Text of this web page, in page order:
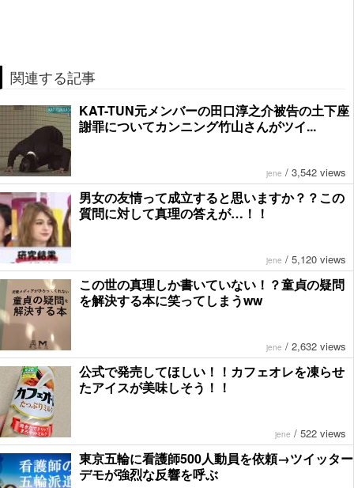
関連する記事
KAT-TUN元メンバーの田口淳之介被告の土下座
謝罪についてカンニング竹山さんがツイ...
jene / 3,542 views
男女の友情って成立すると思いますか？？この
質問に対して真理の答えが…！！
jene / 5,120 views
この世の真理しか書いていない！？童貞の疑問
を解決する本に笑ってしまうww
jene / 2,632 views
公式で発売してほしい！！カフェオレを凍らせ
たアイスが美味しそう！！
jene / 522 views
東京五輪に看護師500人動員を依頼→ツイッター
デモが強烈な反響を呼ぶ